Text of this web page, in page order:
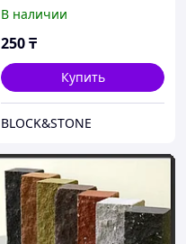
В наличии
250₸
Купить
BLOCK&STONE